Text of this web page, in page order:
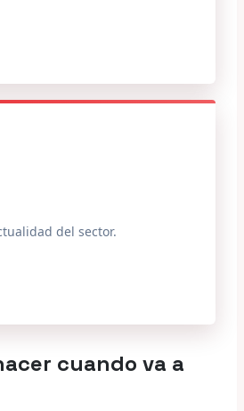
del sector.
cuando va a